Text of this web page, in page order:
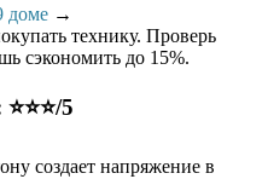
доме →
технику. Проверь
сэкономить до 15%.
5
создает напряжение в